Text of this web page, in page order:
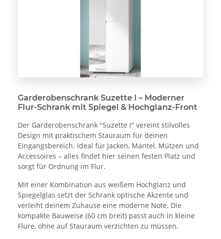
Garderobenschrank Suzette I – Moderner
Flur-Schrank mit Spiegel & Hochglanz-Front
Der Garderobenschrank "Suzette I" vereint stilvolles
Design mit praktischem Stauraum für deinen
Eingangsbereich. Ideal für Jacken, Mäntel, Mützen und
Accessoires – alles findet hier seinen festen Platz und
sorgt für Ordnung im Flur.
Mit einer Kombination aus weißem Hochglanz und
Spiegelglas setzt der Schrank optische Akzente und
verleiht deinem Zuhause eine moderne Note. Die
kompakte Bauweise (60 cm breit) passt auch in kleine
Flure, ohne auf Stauraum verzichten zu müssen.